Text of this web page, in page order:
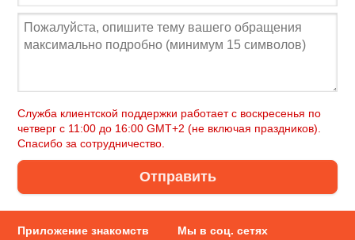
Служба клиентской поддержки работает с воскресенья по
четверг c 11:00 до 16:00 GMT+2 (не включая праздников).
Спасибо за сотрудничество.
Отправить
Приложение знакомств Мы в соц. сетях